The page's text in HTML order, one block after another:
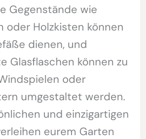
Gegenstände wie
oder Holzkisten können
dienen, und
Glasflaschen können zu
oder
umgestaltet werden.
und einzigartigen
eurem Garten